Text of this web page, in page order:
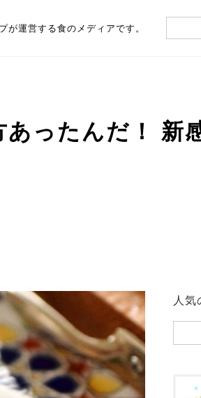
が運営する食のメディアです。
あったんだ！ 新
人気